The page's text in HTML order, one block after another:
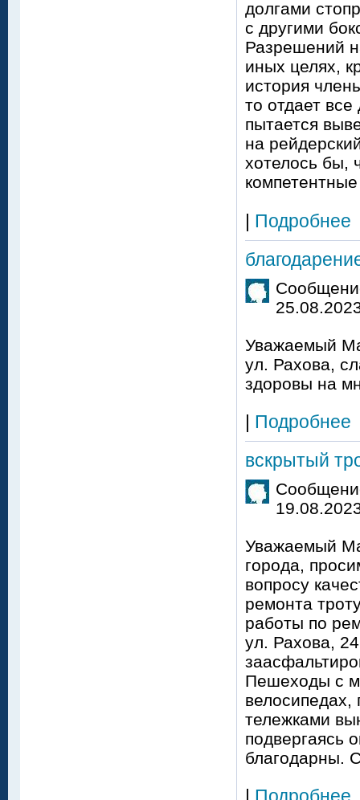
долгами
с другими
Разрешений
иных целях,
история
то отдает
пытается
на
хотелось бы,
| Подробнее
Уважаемый
ул. Рахова,
здоровы на
Подробнее
вскрытый
Уважаемый
города,
вопросу
ремонта
работы по
ул. Рахова,
Пешеходы с
тележками
подвергаясь
благодарны.